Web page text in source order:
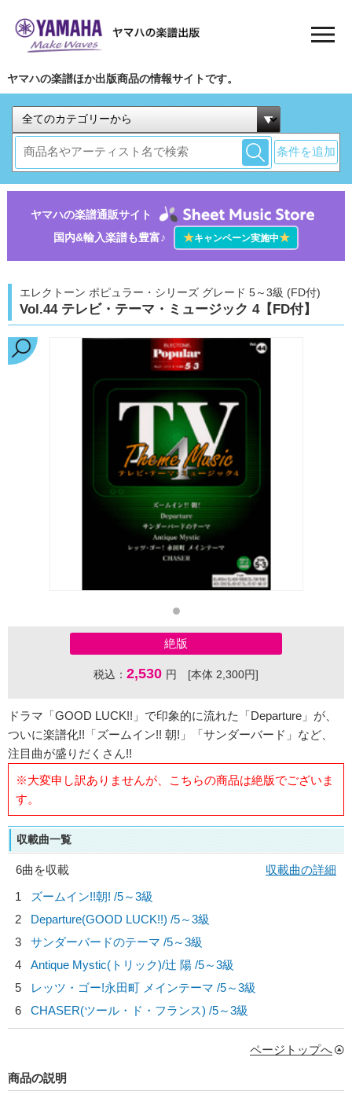
ヤマハの楽譜ほか出版商品の情報サイトです。
条件を追加
ヤマハの楽譜通販サイト
国内&輸入楽譜も豊富♪
★キャンペーン実施中★
エレクトーン ポピュラー・シリーズ グレード 5～3級 (FD付)
Vol.44 テレビ・テーマ・ミュージック 4【FD付】
絶版
税込： 2,530 円 [本体 2,300円]
ドラマ「GOOD LUCK!!」で印象的に流れた「Departure」が、
ついに楽譜化!!「ズームイン!! 朝!」「サンダーバード」など、
注目曲が盛りだくさん!!
※大変申し訳ありませんが、こちらの商品は絶版でございま
す。
収載曲一覧
6曲を収載
収載曲の詳細
1
ズームイン!!朝! /5～3級
2
Departure(GOOD LUCK!!) /5～3級
3
サンダーバードのテーマ /5～3級
4
Antique Mystic(トリック)/辻 陽 /5～3級
5
レッツ・ゴー!永田町 メインテーマ /5～3級
6
CHASER(ツール・ド・フランス) /5～3級
ページトップへ
商品の説明